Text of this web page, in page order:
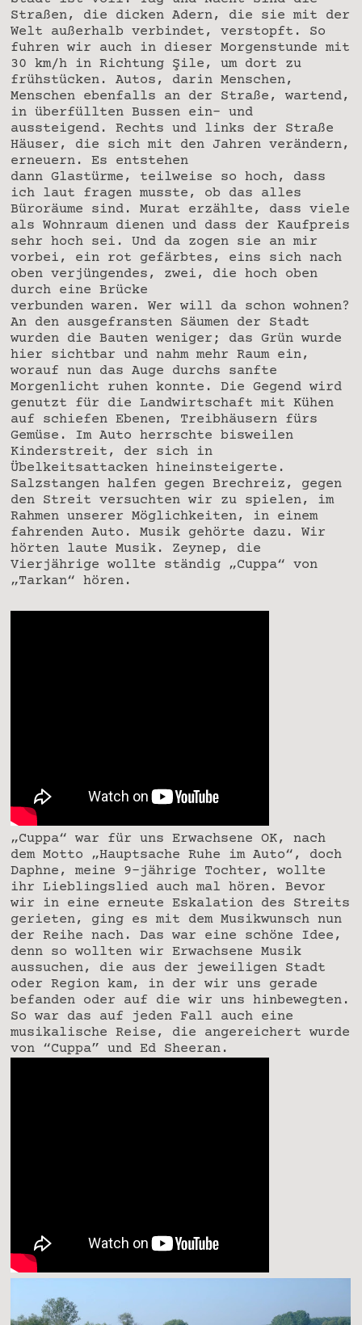
Straßen, die dicken Adern, die sie mit der
Welt außerhalb verbindet, verstopft. So
fuhren wir auch in dieser Morgenstunde mit
30 km/h in Richtung Şile, um dort zu
frühstücken. Autos, darin Menschen,
Menschen ebenfalls an der Straße, wartend,
in überfüllten Bussen ein- und
aussteigend. Rechts und links der Straße
Häuser, die sich mit den Jahren verändern,
erneuern. Es entstehen
dann Glastürme, teilweise so hoch, dass
ich laut fragen musste, ob das alles
Büroräume sind. Murat erzählte, dass viele
als Wohnraum dienen und dass der Kaufpreis
sehr hoch sei. Und da zogen sie an mir
vorbei, ein rot gefärbtes, eins sich nach
oben verjüngendes, zwei, die hoch oben
durch eine Brücke
verbunden waren. Wer will da schon wohnen?
An den ausgefransten Säumen der Stadt
wurden die Bauten weniger; das Grün wurde
hier sichtbar und nahm mehr Raum ein,
worauf nun das Auge durchs sanfte
Morgenlicht ruhen konnte. Die Gegend wird
genutzt für die Landwirtschaft mit Kühen
auf schiefen Ebenen, Treibhäusern fürs
Gemüse. Im Auto herrschte bisweilen
Kinderstreit, der sich in
Übelkeitsattacken hineinsteigerte.
Salzstangen halfen gegen Brechreiz, gegen
den Streit versuchten wir zu spielen, im
Rahmen unserer Möglichkeiten, in einem
fahrenden Auto. Musik gehörte dazu. Wir
hörten laute Musik. Zeynep, die
Vierjährige wollte ständig „Cuppa“ von
„Tarkan“ hören.
„Cuppa“ war für uns Erwachsene OK, nach
dem Motto „Hauptsache Ruhe im Auto“, doch
Daphne, meine 9-jährige Tochter, wollte
ihr Lieblingslied auch mal hören. Bevor
wir in eine erneute Eskalation des Streits
gerieten, ging es mit dem Musikwunsch nun
der Reihe nach. Das war eine schöne Idee,
denn so wollten wir Erwachsene Musik
aussuchen, die aus der jeweiligen Stadt
oder Region kam, in der wir uns gerade
befanden oder auf die wir uns hinbewegten.
So war das auf jeden Fall auch eine
musikalische Reise, die angereichert wurde
von “Cuppa” und Ed Sheeran.